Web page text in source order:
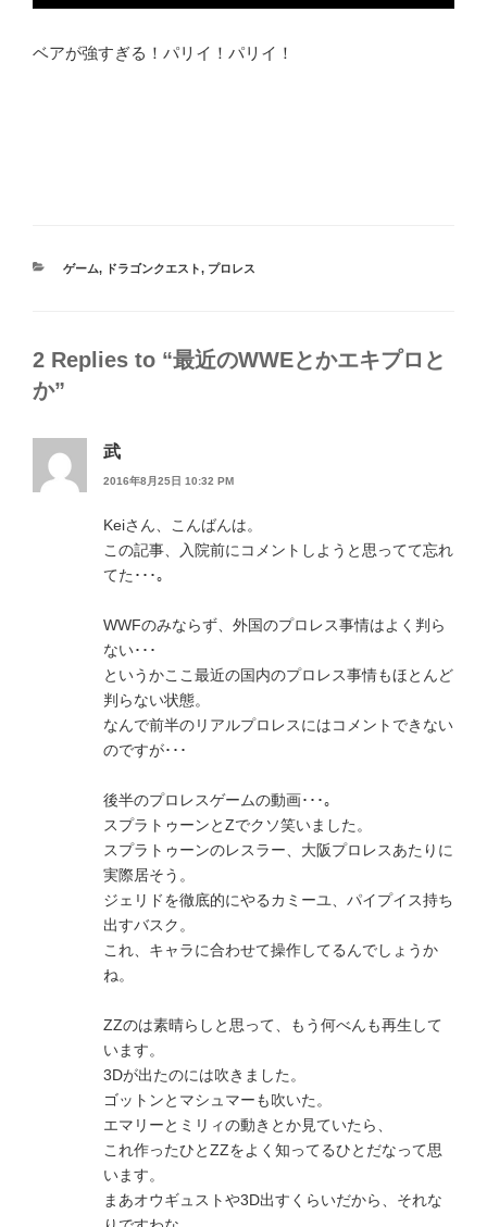
ベアが強すぎる！パリイ！パリイ！
カ
ゲーム, ドラゴンクエスト, プロレス
2 Replies to “最近のWWEとかエキプロと
か”
武
2016年8月25日 10:32 PM
Keiさん、こんばんは。
この記事、入院前にコメントしようと思ってて忘れ
てた･･･｡
WWFのみならず、外国のプロレス事情はよく判ら
ない･･･
というかここ最近の国内のプロレス事情もほとんど
判らない状態。
なんで前半のリアルプロレスにはコメントできない
のですが･･･
後半のプロレスゲームの動画･･･｡
スプラトゥーンとZでクソ笑いました。
スプラトゥーンのレスラー、大阪プロレスあたりに
実際居そう。
ジェリドを徹底的にやるカミーユ、パイプイス持ち
出すバスク。
これ、キャラに合わせて操作してるんでしょうか
ね。
ZZのは素晴らしと思って、もう何べんも再生して
います。
3Dが出たのには吹きました。
ゴットンとマシュマーも吹いた。
エマリーとミリィの動きとか見ていたら、
これ作ったひとZZをよく知ってるひとだなって思
います。
まあオウギュストや3D出すくらいだから、それな